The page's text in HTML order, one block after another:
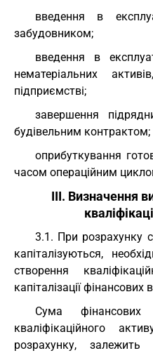
введення в
забудовником;
введення в
нематеріальних
підприємстві;
завершення
будівельним контрактом;
оприбуткування
часом операційним
III. Визначення
3.1. При розрахунку
капіталізуються,
створення
капіталізації фінансових
Сума
кваліфікаційного
розрахунку, залежить